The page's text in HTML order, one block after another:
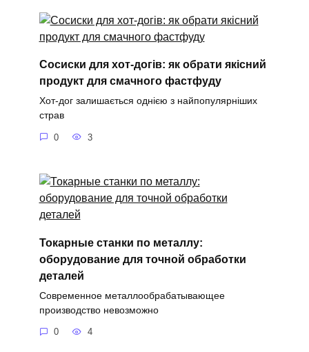
Сосиски для хот-догів: як обрати якісний
продукт для смачного фастфуду
Хот-дог залишається однією з найпопулярніших
страв
0 3
Токарные станки по металлу:
оборудование для точной обработки
деталей
Современное металлообрабатывающее
производство невозможно
0 4